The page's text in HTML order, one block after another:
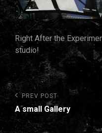
Right After the
studio!
Navigazione
articoli
Previous
Post
PREV POST
A small Gallery